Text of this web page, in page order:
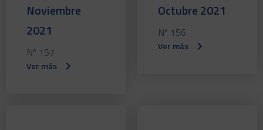
Noviembre
2021
Nº 157
Ver más
Octubre 2021
Nº 156
Ver más